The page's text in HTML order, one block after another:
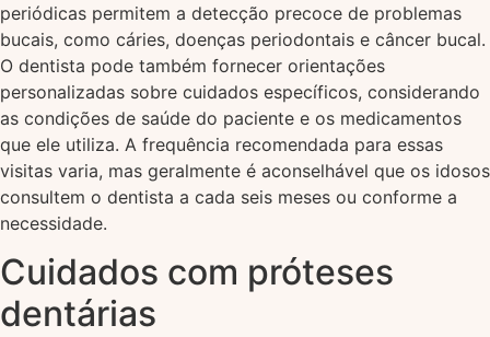
periódicas permitem a detecção precoce de problemas
bucais, como cáries, doenças periodontais e câncer bucal.
O dentista pode também fornecer orientações
personalizadas sobre cuidados específicos, considerando
as condições de saúde do paciente e os medicamentos
que ele utiliza. A frequência recomendada para essas
visitas varia, mas geralmente é aconselhável que os idosos
consultem o dentista a cada seis meses ou conforme a
necessidade.
Cuidados com próteses
dentárias